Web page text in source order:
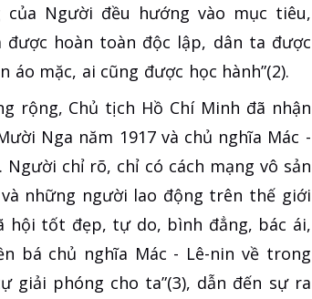
Người đều hướng vào mục tiêu,
hoàn toàn độc lập, dân ta được
mặc, ai cũng được học hành”(2).
rộng, Chủ tịch Hồ Chí Minh đã nhận
Nga năm 1917 và chủ nghĩa Mác -
chỉ rõ, chỉ có cách mạng vô sản
những người lao động trên thế giới
hội tốt đẹp, tự do, bình đẳng, bác ái,
bá chủ nghĩa Mác - Lê-nin về trong
giải phóng cho ta”(3), dẫn đến sự ra